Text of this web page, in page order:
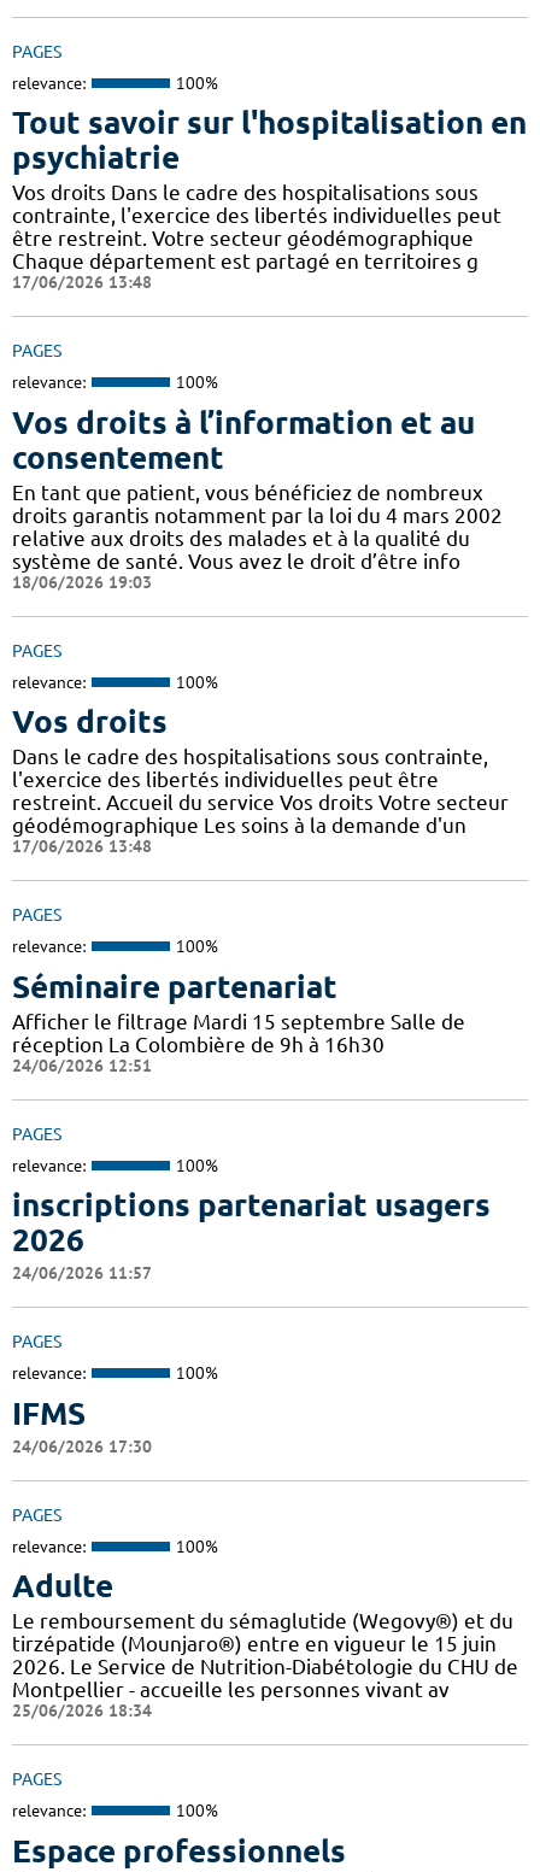
PAGES
relevance: 100%
Tout savoir sur l'hospitalisation en
psychiatrie
Vos droits Dans le cadre des hospitalisations sous
contrainte, l'exercice des libertés individuelles peut
être restreint. Votre secteur géodémographique
Chaque département est partagé en territoires g
17/06/2026 13:48
PAGES
relevance: 100%
Vos droits à l’information et au
consentement
En tant que patient, vous bénéficiez de nombreux
droits garantis notamment par la loi du 4 mars 2002
relative aux droits des malades et à la qualité du
système de santé. Vous avez le droit d’être info
18/06/2026 19:03
PAGES
relevance: 100%
Vos droits
Dans le cadre des hospitalisations sous contrainte,
l'exercice des libertés individuelles peut être
restreint. Accueil du service Vos droits Votre secteur
géodémographique Les soins à la demande d'un
17/06/2026 13:48
PAGES
relevance: 100%
Séminaire partenariat
Afficher le filtrage Mardi 15 septembre Salle de
réception La Colombière de 9h à 16h30
24/06/2026 12:51
PAGES
relevance: 100%
inscriptions partenariat usagers
2026
24/06/2026 11:57
PAGES
relevance: 100%
IFMS
24/06/2026 17:30
PAGES
relevance: 100%
Adulte
Le remboursement du sémaglutide (Wegovy®) et du
tirzépatide (Mounjaro®) entre en vigueur le 15 juin
2026. Le Service de Nutrition-Diabétologie du CHU de
Montpellier - accueille les personnes vivant av
25/06/2026 18:34
PAGES
relevance: 100%
Espace professionnels